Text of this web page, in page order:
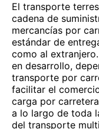
El transporte
cadena de
mercancías por
estándar de
como al
en desarrollo,
transporte por
facilitar el
carga por
a lo largo de toda
del transporte